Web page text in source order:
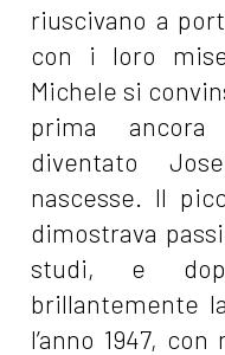
riuscivano a
con i loro
Michele si
prima
diventato
nascesse. Il
dimostrava
studi, e
brillantemente
l’anno 1947,